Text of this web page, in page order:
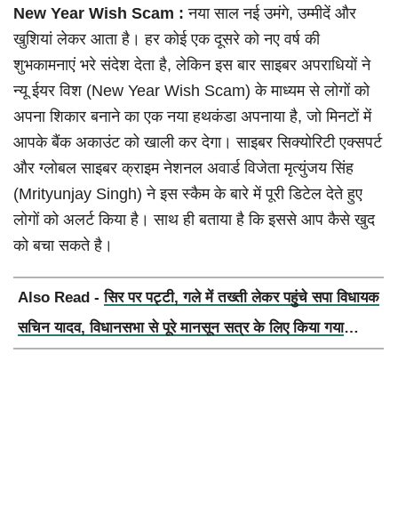
New Year Wish Scam :नया साल नई उमंगे, उम्मीदें और
खुशियां लेकर आता है। हर कोई एक दूसरे को नए वर्ष की
शुभकामनाएं भरे संदेश देता है, लेकिन इस बार साइबर अपराधियों ने
न्यू ईयर विश (New Year Wish Scam) के माध्यम से लोगों को
अपना शिकार बनाने का एक नया हथकंडा अपनाया है, जो मिनटों में
आपके बैंक अकाउंट को खाली कर देगा। साइबर सिक्योरिटी एक्सपर्ट
और ग्लोबल साइबर क्राइम नेशनल अवार्ड विजेता मृत्युंजय सिंह
(Mrityunjay Singh) ने इस स्कैम के बारे में पूरी डिटेल देते हुए
लोगों को अलर्ट किया है। साथ ही बताया है कि इससे आप कैसे खुद
को बचा सकते है।
Also Read -सिर पर पट्टी, गले में तख्ती लेकर पहुंचे सपा विधायक
सचिन यादव, विधानसभा से पूरे मानसून सत्र के लिए किया गया